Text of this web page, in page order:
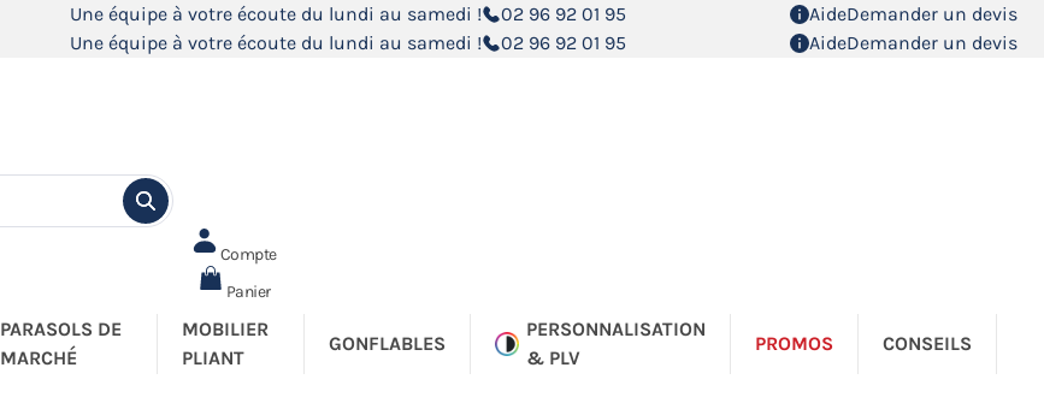
Une équipe à votre écoute du lundi au samedi ! 02 96 92 01 95 AideDemander un devis
Une équipe à votre écoute du lundi au samedi !
02 96 92 01 95 AideDemander un devis
Compte
Panier
PARASOLS DE
MARCHÉ
MOBILIER
PLIANT
GONFLABLES
PERSONNALISATION
& PLV
PROMOS CONSEILS